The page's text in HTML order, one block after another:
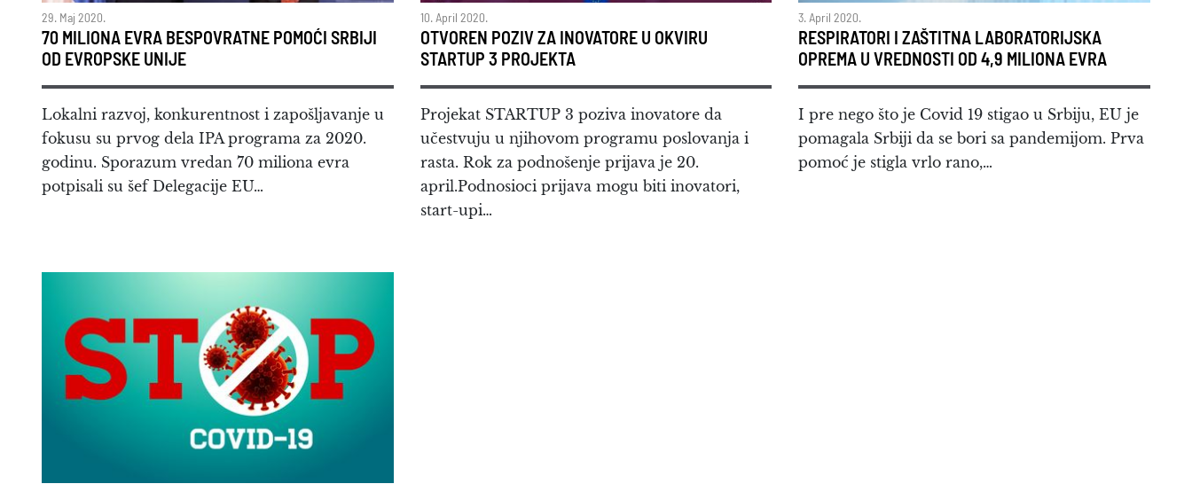
29. Maj 2020.
70 MILIONA EVRA BESPOVRATNE POMOĆI SRBIJI
OD EVROPSKE UNIJE
Lokalni razvoj, konkurentnost i zapošljavanje u
fokusu su prvog dela IPA programa za 2020.
godinu. Sporazum vredan 70 miliona evra
potpisali su šef Delegacije EU…
10. April 2020.
OTVOREN POZIV ZA INOVATORE U OKVIRU
STARTUP 3 PROJEKTA
Projekat STARTUP 3 poziva inovatore da
učestvuju u njihovom programu poslovanja i
rasta. Rok za podnošenje prijava je 20.
april.Podnosioci prijava mogu biti inovatori,
start-upi…
3. April 2020.
RESPIRATORI I ZAŠTITNA LABORATORIJSKA
OPREMA U VREDNOSTI OD 4,9 MILIONA EVRA
I pre nego što je Covid 19 stigao u Srbiju, EU je
pomagala Srbiji da se bori sa pandemijom. Prva
pomoć je stigla vrlo rano,…